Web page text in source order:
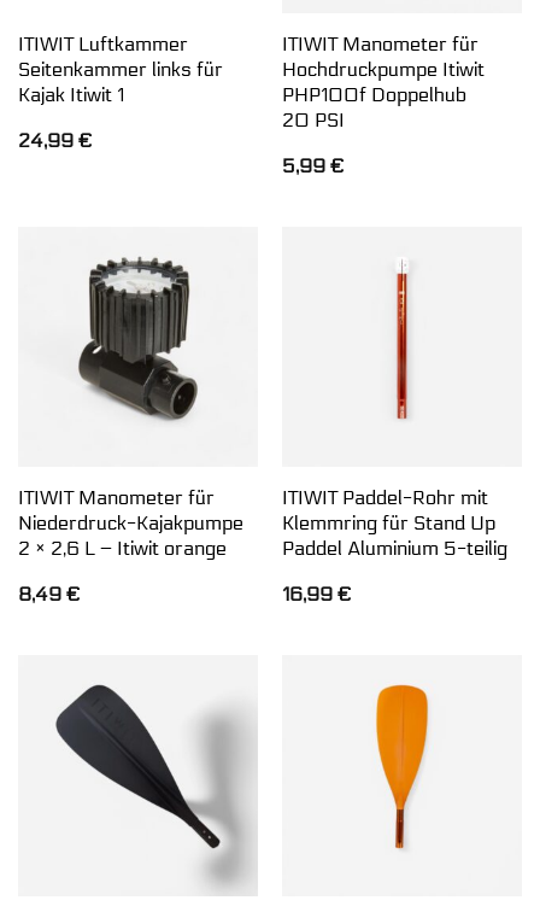
ITIWIT Luftkammer
Seitenkammer links für
Kajak Itiwit 1
24,99 €
ITIWIT Manometer für
Hochdruckpumpe Itiwit
PHP100f Doppelhub
20 PSI
5,99 €
ITIWIT Manometer für
Niederdruck-Kajakpumpe
2 × 2,6 L – Itiwit orange
8,49 €
ITIWIT Paddel-Rohr mit
Klemmring für Stand Up
Paddel Aluminium 5-teilig
16,99 €